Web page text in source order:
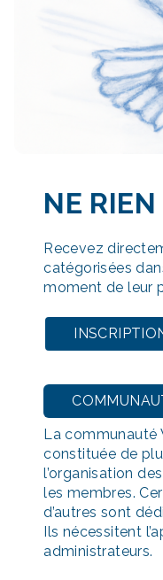
NE
Recevez
catégorisées
moment de leur
La communauté
constituée de
l’organisation
les membres.
d’autres sont
Ils nécessitent
administrateurs.